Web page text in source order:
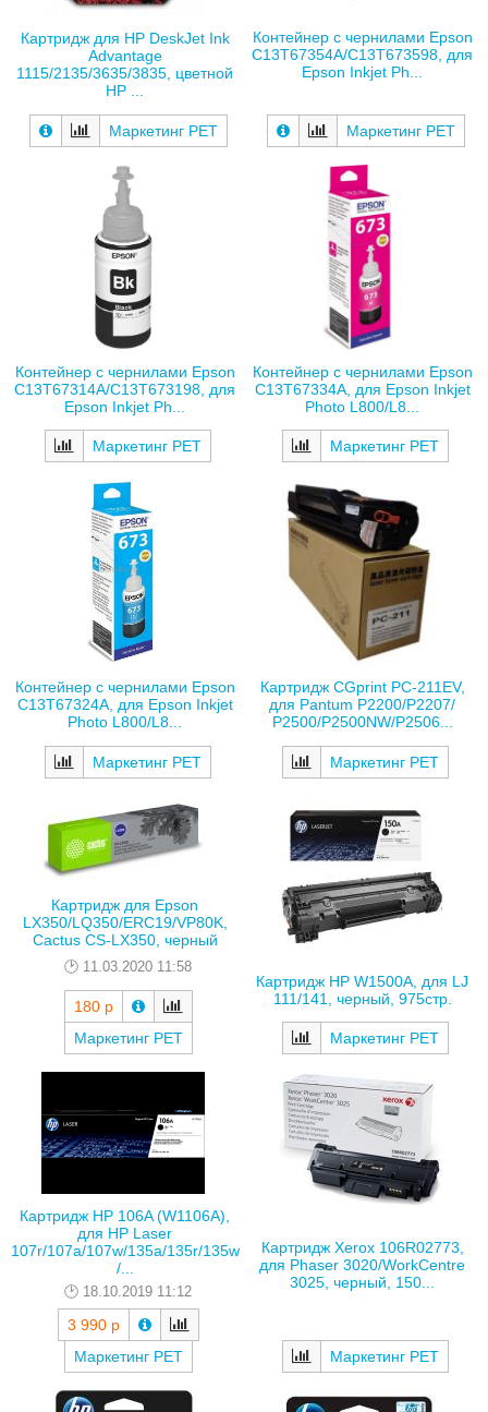
Картридж для HP DeskJet Ink
Advantage
1115/2135/3635/3835, цветной
HP ...
Маркетинг РЕТ
Контейнер с чернилами Epson
C13T67354A/C13T673598, для
Epson Inkjet Ph...
Маркетинг РЕТ
Контейнер с чернилами Epson
C13T67314A/C13T673198, для
Epson Inkjet Ph...
Маркетинг РЕТ
Контейнер с чернилами Epson
C13T67334A, для Epson Inkjet
Photo L800/L8...
Маркетинг РЕТ
Контейнер с чернилами Epson
C13T67324A, для Epson Inkjet
Photo L800/L8...
Маркетинг РЕТ
Картридж CGprint PC-211EV,
для Pantum P2200/P2207/
P2500/P2500NW/P2506...
Маркетинг РЕТ
Картридж для Epson
LX350/LQ350/ERC19/VP80K,
Cactus CS-LX350, черный
11.03.2020 11:58
180 р
Маркетинг РЕТ
Картридж HP W1500A, для LJ
111/141, черный, 975стр.
Маркетинг РЕТ
Картридж HP 106A (W1106A),
для HP Laser
107r/107a/107w/135a/135r/135w
/...
18.10.2019 11:12
3 990 р
Маркетинг РЕТ
Картридж Xerox 106R02773,
для Phaser 3020/WorkCentre
3025, черный, 150...
Маркетинг РЕТ